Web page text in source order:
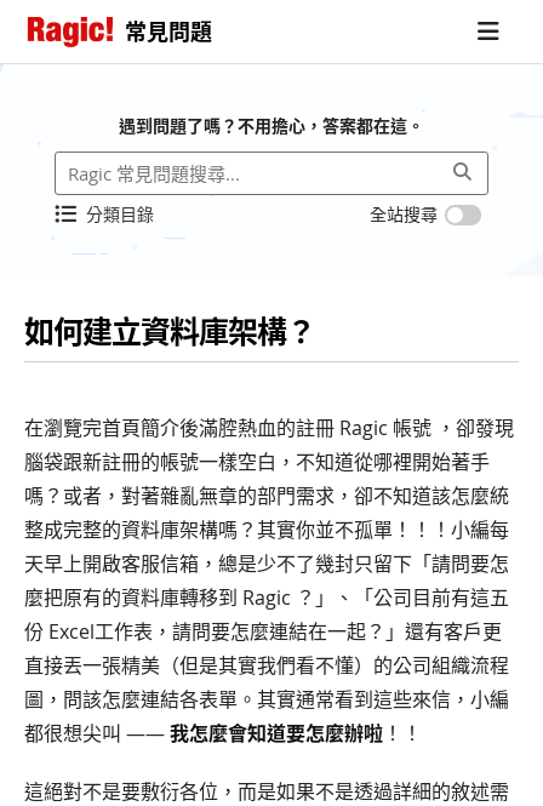
常見問題
遇到問題了嗎？不用擔心，答案都在這。
分類目錄 全站搜尋
如何建立資料庫架構？
在瀏覽完首頁簡介後滿腔熱血的註冊 Ragic 帳號 ，卻發現
腦袋跟新註冊的帳號一樣空白，不知道從哪裡開始著手
嗎？或者，對著雜亂無章的部門需求，卻不知道該怎麼統
整成完整的資料庫架構嗎？其實你並不孤單！！！小編每
天早上開啟客服信箱，總是少不了幾封只留下「請問要怎
麼把原有的資料庫轉移到 Ragic ？」、「公司目前有這五
份 Excel工作表，請問要怎麼連結在一起？」還有客戶更
直接丟一張精美（但是其實我們看不懂）的公司組織流程
圖，問該怎麼連結各表單。其實通常看到這些來信，小編
都很想尖叫 ——我怎麼會知道要怎麼辦啦 ！！
這絕對不是要敷衍各位，而是如果不是透過詳細的敘述需